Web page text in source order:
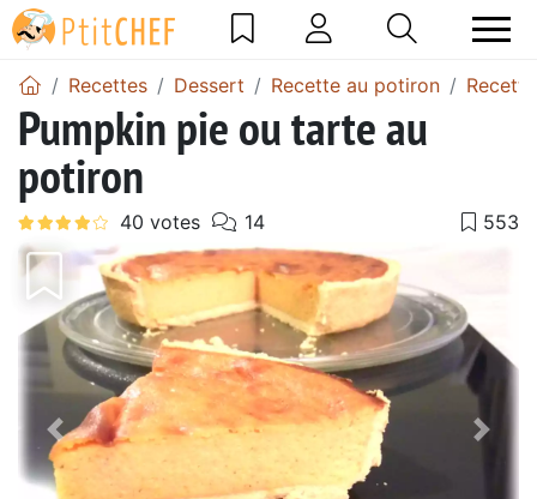
Recettes Dessert Recette au potiron
Pumpkin pie ou tarte au
potiron
Précédent